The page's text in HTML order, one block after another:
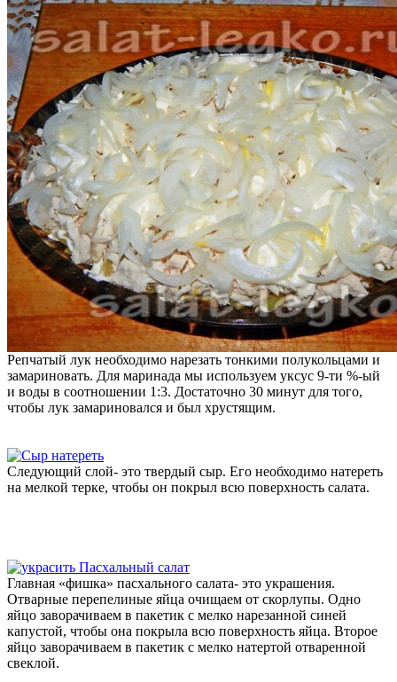
Репчатый лук необходимо нарезать тонкими полукольцами и
замариновать. Для маринада мы используем уксус 9-ти %-ый
и воды в соотношении 1:3. Достаточно 30 минут для того,
чтобы лук замариновался и был хрустящим.
Следующий слой- это твердый сыр. Его необходимо натереть
на мелкой терке, чтобы он покрыл всю поверхность салата.
Главная «фишка» пасхального салата- это украшения.
Отварные перепелиные яйца очищаем от скорлупы. Одно
яйцо заворачиваем в пакетик с мелко нарезанной синей
капустой, чтобы она покрыла всю поверхность яйца. Второе
яйцо заворачиваем в пакетик с мелко натертой отваренной
свеклой.